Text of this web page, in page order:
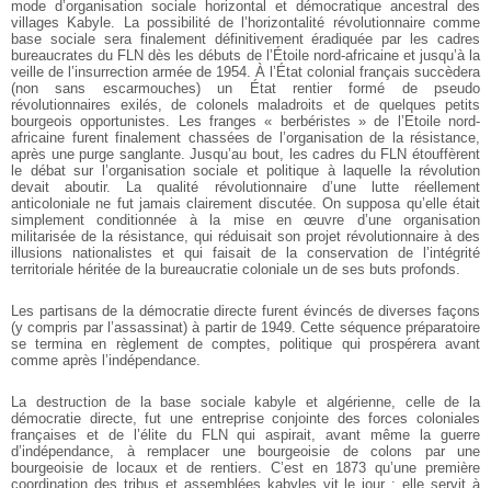
mode d’organisation sociale horizontal et démocratique ancestral des
villages Kabyle. La possibilité de l’horizontalité révolutionnaire comme
base sociale sera finalement définitivement éradiquée par les cadres
bureaucrates du FLN dès les débuts de l’Étoile nord-africaine et jusqu’à la
veille de l’insurrection armée de 1954. À l’État colonial français succèdera
(non sans escarmouches) un État rentier formé de pseudo
révolutionnaires exilés, de colonels maladroits et de quelques petits
bourgeois opportunistes. Les franges « berbéristes » de l’Etoile nord-
africaine furent finalement chassées de l’organisation de la résistance,
après une purge sanglante. Jusqu’au bout, les cadres du FLN étouffèrent
le débat sur l’organisation sociale et politique à laquelle la révolution
devait aboutir. La qualité révolutionnaire d’une lutte réellement
anticoloniale ne fut jamais clairement discutée. On supposa qu’elle était
simplement conditionnée à la mise en œuvre d’une organisation
militarisée de la résistance, qui réduisait son projet révolutionnaire à des
illusions nationalistes et qui faisait de la conservation de l’intégrité
territoriale héritée de la bureaucratie coloniale un de ses buts profonds.
Les partisans de la démocratie directe furent évincés de diverses façons
(y compris par l’assassinat) à partir de 1949. Cette séquence préparatoire
se termina en règlement de comptes, politique qui prospérera avant
comme après l’indépendance.
La destruction de la base sociale kabyle et algérienne, celle de la
démocratie directe, fut une entreprise conjointe des forces coloniales
françaises et de l’élite du FLN qui aspirait, avant même la guerre
d’indépendance, à remplacer une bourgeoisie de colons par une
bourgeoisie de locaux et de rentiers. C’est en 1873 qu’une première
coordination des tribus et assemblées kabyles vit le jour : elle servit à